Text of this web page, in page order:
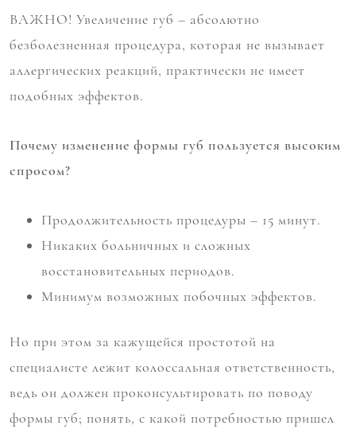
ВАЖНО! Увеличение губ – абсолютно
безболезненная процедура, которая не вызывает
аллергических реакций, практически не имеет
подобных эффектов.
Почему изменение формы губ пользуется высоким
спросом?
Продолжительность процедуры – 15 минут.
Никаких больничных и сложных
восстановительных периодов.
Минимум возможных побочных эффектов.
Но при этом за кажущейся простотой на
специалисте лежит колоссальная ответственность,
ведь он должен проконсультировать по поводу
формы губ; понять, с какой потребностью пришел